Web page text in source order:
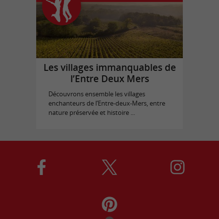
Les villages immanquables de
l’Entre Deux Mers
Découvrons ensemble les villages
enchanteurs de l’Entre-deux-Mers, entre
nature préservée et histoire ...